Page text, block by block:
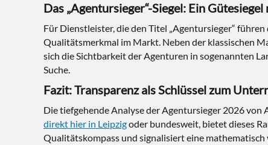
Das „Agentursieger“-Siegel: Ein
Für Dienstleister, die den Titel „Agentursieger“
Qualitätsmerkmal im Markt. Neben der klassischen
sich die Sichtbarkeit der Agenturen in sogenannten
Suche.
Fazit: Transparenz als Schlüssel zum
Die tiefgehende Analyse der Agentursieger 2026
direkt hier in Leipzigoder bundesweit, bietet dieses
Qualitätskompass und signalisiert eine